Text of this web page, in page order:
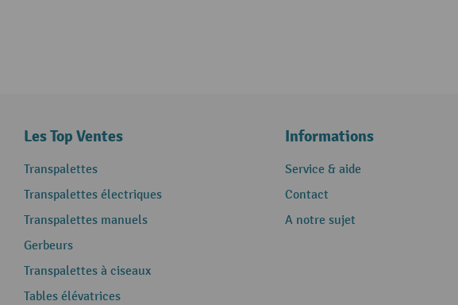
Les Top Ventes
Transpalettes
Transpalettes électriques
Transpalettes manuels
Gerbeurs
Transpalettes à ciseaux
Tables élévatrices
Informations
Service & aide
Contact
A notre sujet